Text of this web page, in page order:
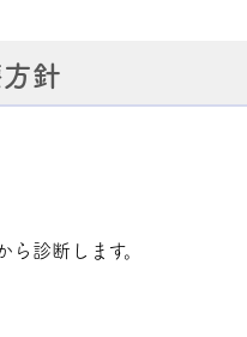
針
診断します。